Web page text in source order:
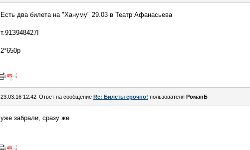
Есть два билета на "Хануму" 29.03 в Театр Афанасьева
т.91З948427I
2*650р
23.03.16 12:42 Ответ на сообщение Re: Билеты срочно! пользователя РоманБ
уже забрали, сразу же